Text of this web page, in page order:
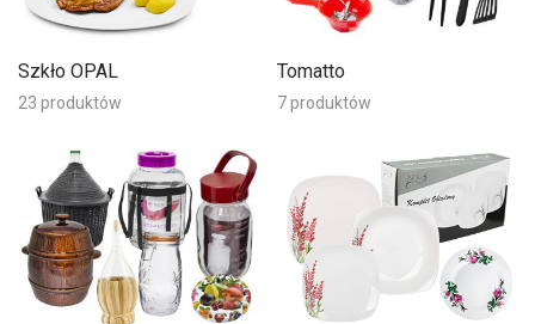
Szkło OPAL
23 produktów
Tomatto
7 produktów